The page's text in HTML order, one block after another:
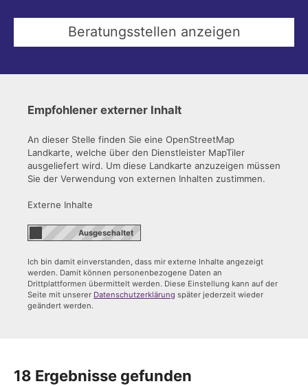
Empfohlener externer Inhalt
An dieser Stelle finden Sie eine OpenStreetMap
Landkarte, welche über den Dienstleister MapTiler
ausgeliefert wird. Um diese Landkarte anzuzeigen müssen
Sie der Verwendung von externen Inhalten zustimmen.
Externe Inhalte
Ich bin damit einverstanden, dass mir externe Inhalte angezeigt
werden. Damit können personenbezogene Daten an
Drittplattformen übermittelt werden. Diese Einstellung kann auf der
Seite mit unserer Datenschutzerklärung später jederzeit wieder
geändert werden.
18 Ergebnisse gefunden